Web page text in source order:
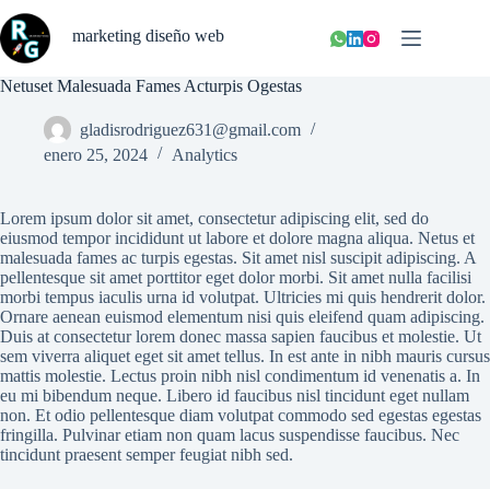
al
contenido
marketing diseño web
Netuset Malesuada Fames Acturpis Ogestas
gladisrodriguez631@gmail.com
enero 25, 2024
Analytics
Lorem ipsum dolor sit amet, consectetur adipiscing elit, sed do
eiusmod tempor incididunt ut labore et dolore magna aliqua. Netus et
malesuada fames ac turpis egestas. Sit amet nisl suscipit adipiscing. A
pellentesque sit amet porttitor eget dolor morbi. Sit amet nulla facilisi
morbi tempus iaculis urna id volutpat. Ultricies mi quis hendrerit dolor.
Ornare aenean euismod elementum nisi quis eleifend quam adipiscing.
Duis at consectetur lorem donec massa sapien faucibus et molestie. Ut
sem viverra aliquet eget sit amet tellus. In est ante in nibh mauris cursus
mattis molestie. Lectus proin nibh nisl condimentum id venenatis a. In
eu mi bibendum neque. Libero id faucibus nisl tincidunt eget nullam
non. Et odio pellentesque diam volutpat commodo sed egestas egestas
fringilla. Pulvinar etiam non quam lacus suspendisse faucibus. Nec
tincidunt praesent semper feugiat nibh sed.